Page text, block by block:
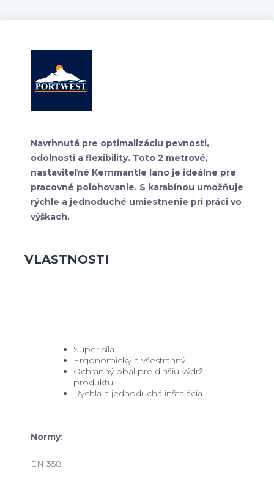
Navrhnutá pre optimalizáciu pevnosti,
odolnosti a flexibility. Toto 2 metrové,
nastaviteľné Kernmantle lano je ideálne pre
pracovné polohovanie. S karabínou umožňuje
rýchle a jednoduché umiestnenie pri práci vo
výškach.
VLASTNOSTI
Super sila
Ergonomický a všestranný
Ochranný obal pre dlhšiu výdrž
produktu
Rýchla a jednoduchá inštalácia
Normy:
EN 358